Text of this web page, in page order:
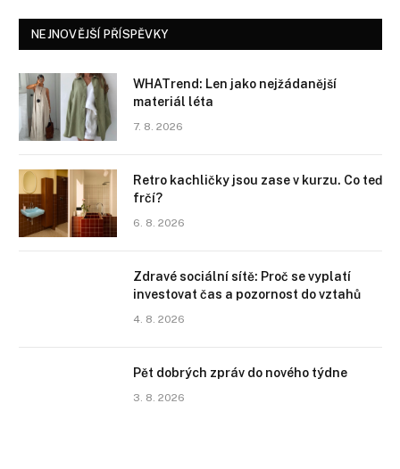
NEJNOVĚJŠÍ PŘÍSPĚVKY
WHATrend: Len jako nejžádanější
materiál léta
7. 8. 2026
Retro kachličky jsou zase v kurzu. Co teď
frčí?
6. 8. 2026
Zdravé sociální sítě: Proč se vyplatí
investovat čas a pozornost do vztahů
4. 8. 2026
Pět dobrých zpráv do nového týdne
3. 8. 2026